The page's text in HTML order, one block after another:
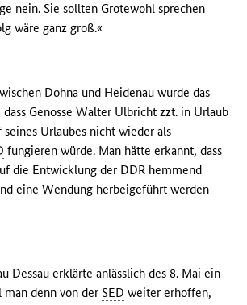
nein. Sie sollten Grotewohl sprechen
wäre ganz groß.«
Dohna und Heidenau wurde das
Genosse Walter Ulbricht zzt. in Urlaub
seines Urlaubes nicht wieder als
fungieren würde. Man hätte erkannt, dass
die Entwicklung der DDR hemmend
eine Wendung herbeigeführt werden
Dessau erklärte anlässlich des 8. Mai ein
man denn von derSED weiter erhoffen,